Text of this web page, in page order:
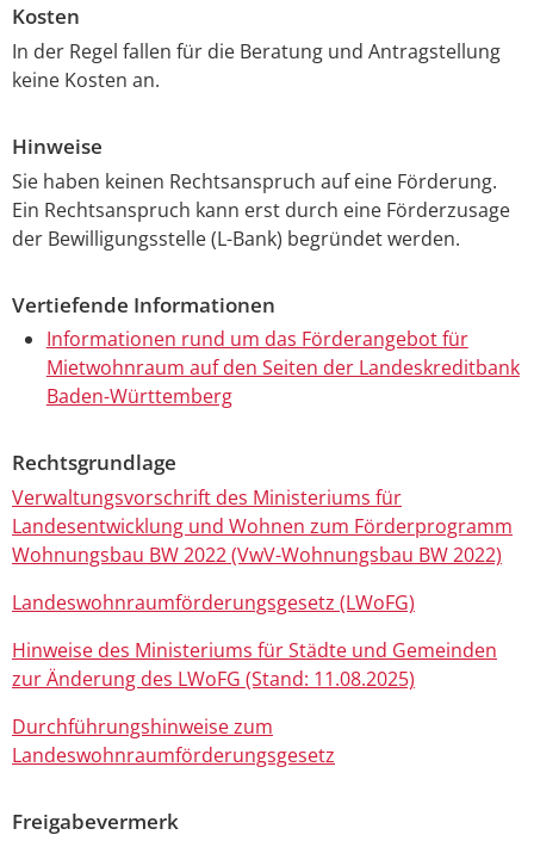
Kosten
In der Regel fallen für die Beratung und Antragstellung
keine Kosten an.
Hinweise
Sie haben keinen Rechtsanspruch auf eine Förderung.
Ein Rechtsanspruch kann erst durch eine Förderzusage
der Bewilligungsstelle (L-Bank) begründet werden.
Vertiefende Informationen
Informationen rund um das Förderangebot für
Mietwohnraum auf den Seiten der Landeskreditbank
Baden-Württemberg
Rechtsgrundlage
Verwaltungsvorschrift des Ministeriums für
Landesentwicklung und Wohnen zum Förderprogramm
Wohnungsbau BW 2022 (VwV-Wohnungsbau BW 2022)
Landeswohnraumförderungsgesetz (LWoFG)
Hinweise des Ministeriums für Städte und Gemeinden
zur Änderung des LWoFG (Stand: 11.08.2025)
Durchführungshinweise zum
Landeswohnraumförderungsgesetz
Freigabevermerk